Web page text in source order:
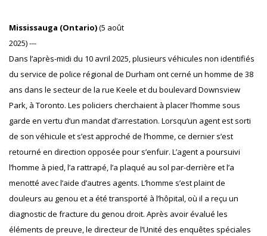
Mississauga (Ontario)(5 août
2025) ---
Dans l’après-midi du 10 avril 2025, plusieurs véhicules non identifiés
du service de police régional de Durham ont cerné un homme de 38
ans dans le secteur de la rue Keele et du boulevard Downsview
Park, à Toronto. Les policiers cherchaient à placer l’homme sous
garde en vertu d’un mandat d’arrestation. Lorsqu’un agent est sorti
de son véhicule et s’est approché de l’homme, ce dernier s’est
retourné en direction opposée pour s’enfuir. L’agent a poursuivi
l’homme à pied, l’a rattrapé, l’a plaqué au sol par-derrière et l’a
menotté avec l’aide d’autres agents. L’homme s’est plaint de
douleurs au genou et a été transporté à l’hôpital, où il a reçu un
diagnostic de fracture du genou droit. Après avoir évalué les
éléments de preuve, le directeur de l’Unité des enquêtes spéciales